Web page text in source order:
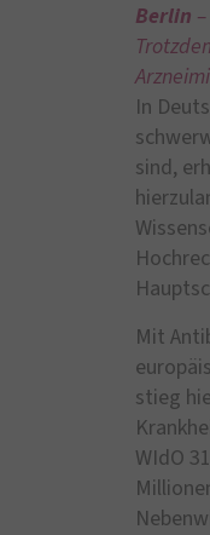
Berlin
In
sind,
Mit
stieg
WIdO